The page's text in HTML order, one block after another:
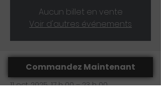
Aucun billet en vente
Voir d'autres événements
Heure et lieu
11 oct. 2025, 17 h 00 – 23 h 00
Commandez Maintenant